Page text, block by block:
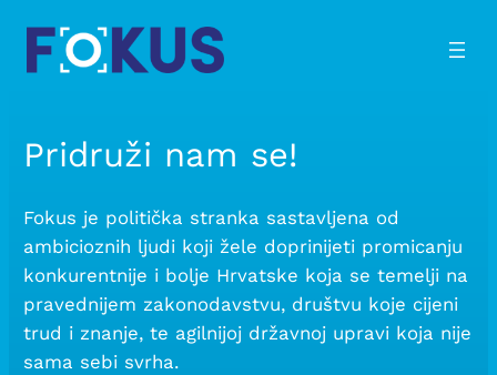
Pridruži nam se!
Fokus je politička stranka sastavljena od
ambicioznih ljudi koji žele doprinijeti promicanju
konkurentnije i bolje Hrvatske koja se temelji na
pravednijem zakonodavstvu, društvu koje cijeni
trud i znanje, te agilnijoj državnoj upravi koja nije
sama sebi svrha.